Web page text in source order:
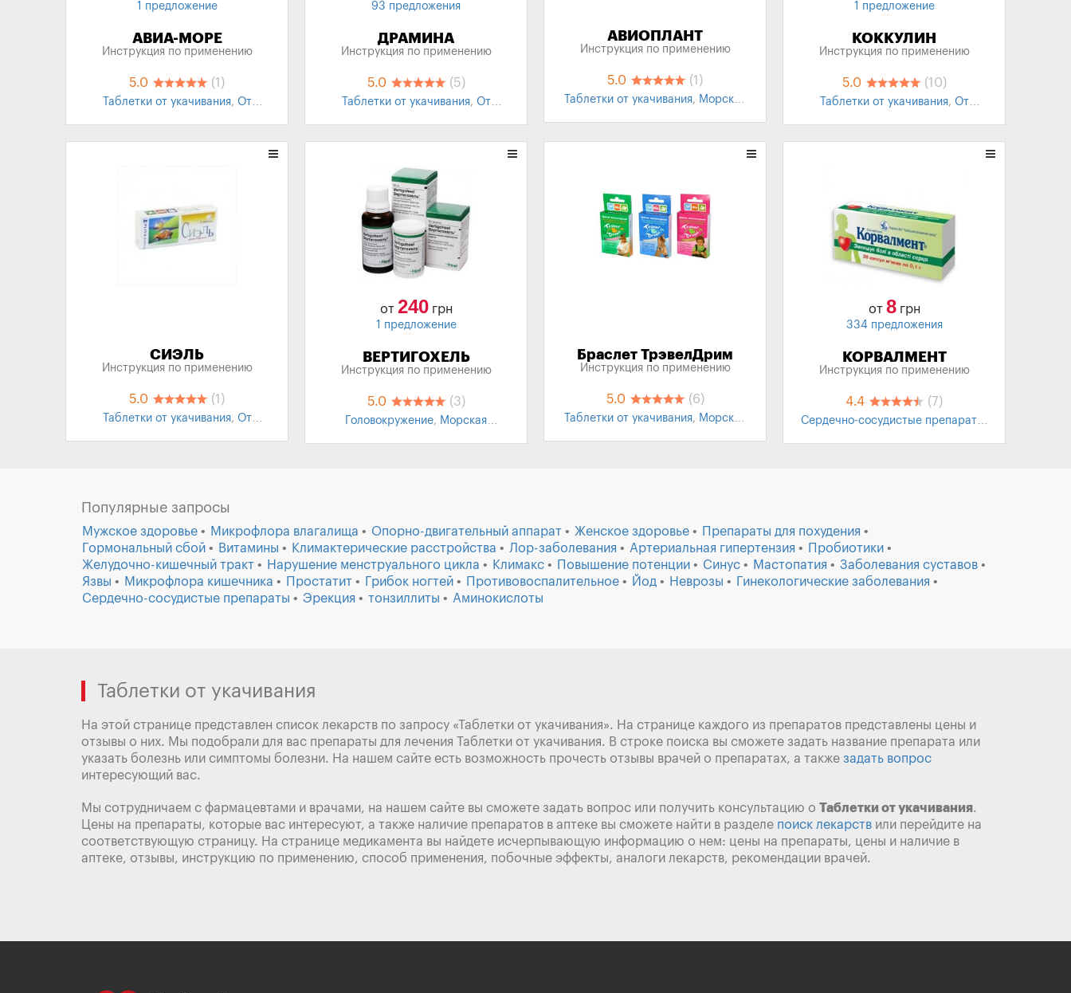
1 предложение
АВИА-МОРЕ
Инструкция по применению
5.0 (1)
Таблетки от укачивания, От
болезнь
93 предложения
ДРАМИНА
Инструкция по применению
5.0 (5)
Таблетки от укачивания, От
АВИОПЛАНТ
Инструкция по применению
5.0 (1)
Таблетки от укачивания, Морская
Противорвотные
1 предложение
КОККУЛИН
Инструкция по применению
5.0 (10)
Таблетки от укачивания, От
СИЭЛЬ
Инструкция по применению
5.0 (1)
Таблетки от укачивания, От
болезнь
от 240грн
1 предложение
ВЕРТИГОХЕЛЬ
Инструкция по применению
5.0 (3)
Головокружение, Морская
травмы,Таблетки от укачивания,
Браслет ТрэвелДрим
Инструкция по применению
5.0 (6)
Таблетки от укачивания, Морская
от 8грн
334 предложения
КОРВАЛМЕНТ
Инструкция по применению
4.4 (7)
Сердечно-сосудистые препараты,
Лекарства,Таблетки от
Популярные запросы
Мужское здоровье Микрофлора влагалища Опорно-двигательный аппарат Женское здоровье
Препараты для похудения
Гормональный сбой
Витамины Климактерические расстройства Лор-заболевания Артериальная гипертензия
Пробиотики
Желудочно-кишечный тракт
Нарушение менструального цикла Климакс Повышение потенции Синус Мастопатия
Заболевания суставов
Язвы
Микрофлора кишечника Простатит Грибок ногтей Противовоспалительное Йод Неврозы
Гинекологические заболевания
Сердечно-сосудистые препараты
Эрекция тонзиллиты Аминокислоты
Таблетки от укачивания
На этой странице представлен список лекарств по запросу «Таблетки от укачивания». На странице каждого из препаратов представлены цены и
отзывы о них. Мы подобрали для вас препараты для лечения Таблетки от укачивания. В строке поиска вы сможете задать название препарата или
указать болезнь или симптомы болезни. На нашем сайте есть возможность прочесть отзывы врачей о препаратах, а также задать вопрос
интересующий вас.
Мы сотрудничаем с фармацевтами и врачами, на нашем сайте вы сможете задать вопрос или получить консультацию о Таблетки от укачивания.
Цены на препараты, которые вас интересуют, а также наличие препаратов в аптеке вы сможете найти в разделе поиск лекарств или перейдите на
соответствующую страницу. На странице медикамента вы найдете исчерпывающую информацию о нем: цены на препараты, цены и наличие в
аптеке, отзывы, инструкцию по применению, способ применения, побочные эффекты, аналоги лекарств, рекомендации врачей.